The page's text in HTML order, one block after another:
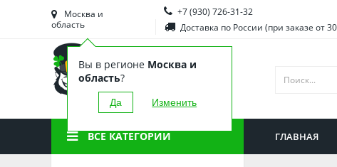
Башкортостан
Брянская область
Вологодская область
Воронежская область
Иркутская область
Москва и
область
Вы в регионе Москва и
область?
Да Изменить
+7 (930) 726-31-32
Доставка по России (при заказе от
ВСЕ КАТЕГОРИИ ГЛАВНАЯ